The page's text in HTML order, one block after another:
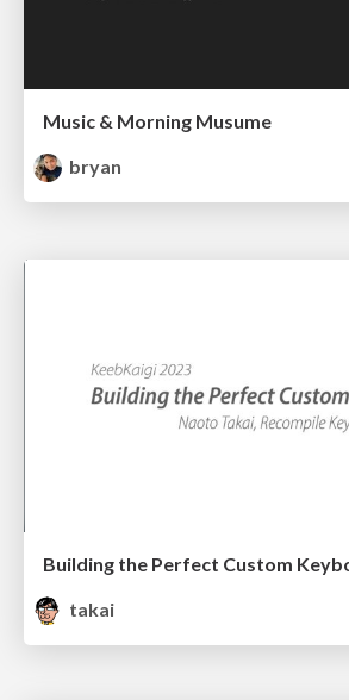
Music & Morning Musume
bryan
Building the Perfect Custom
takai